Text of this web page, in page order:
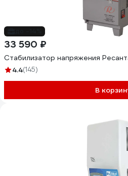
33 590 ₽
Стабилизатор напряжения
4.4(145)
В